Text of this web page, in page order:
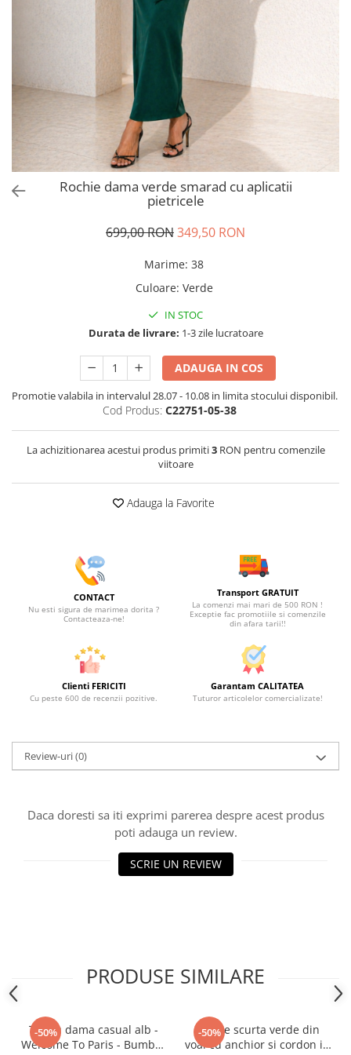
Rochie dama verde smarad cu aplicatii
pietricele
699,00 RON349,50 RON
Marime: 38
Culoare: Verde
IN STOC
Durata de livrare: 1-3 zile lucratoare
ADAUGA IN COS
Promotie valabila in intervalul 28.07 - 10.08 in limita stocului disponibil.
Cod Produs: C22751-05-38
La achizitionarea acestui produs primiti3RON pentru comenzile
viitoare
Adauga la Favorite
CONTACT
Nu esti sigura de marimea dorita ?
Contacteaza-ne!
Transport GRATUIT
La comenzi mai mari de 500 RON !
Exceptie fac promotiile si comenzile
din afara tarii!!
Clienti FERICITI
Cu peste 600 de recenzii pozitive.
Garantam CALITATEA
Tuturor articolelor comercializate!
Review-uri(0)
Daca doresti sa iti exprimi parerea despre acest produs
poti adauga un review.
SCRIE UN REVIEW
PRODUSE SIMILARE
-50%
Tricou dama casual alb -
Welcome To Paris - Bumbac
-50%
Rochie scurta verde din
voal cu anchior si cordon in